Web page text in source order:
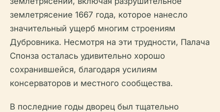
землетрясение 1667 года, которое нанесло
значительный ущерб многим строениям
Дубровника. Несмотря на эти трудности, Палача
Спонза осталась удивительно хорошо
сохранившейся, благодаря усилиям
консерваторов и местного сообщества.
В последние годы дворец был тщательно